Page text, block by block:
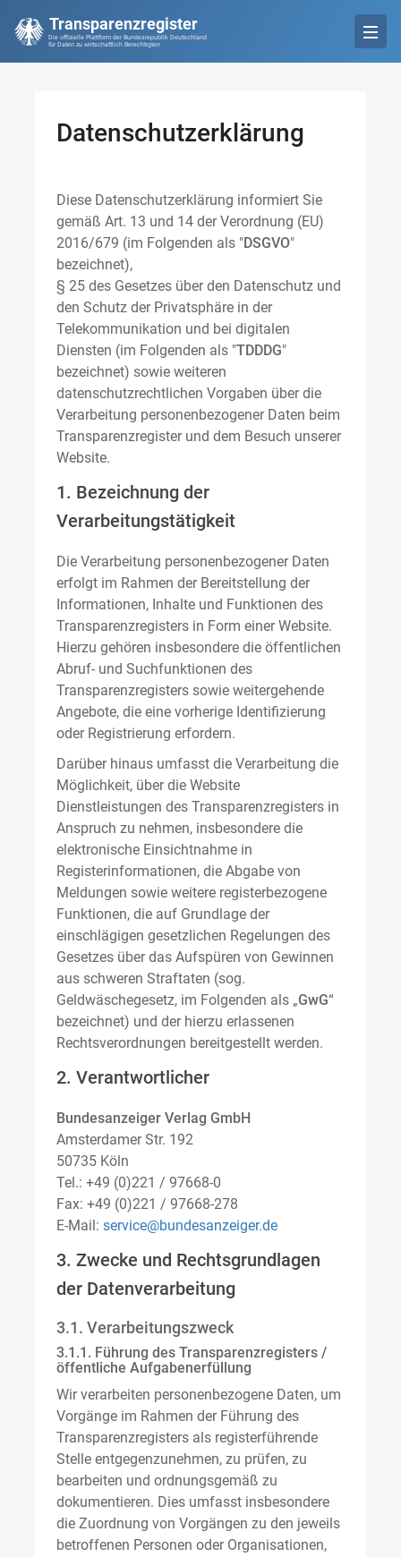
Transparenzregister
Die offizielle Plattform der Bundesrepublik Deutschland
für Daten zu wirtschaftlich Berechtigten
Datenschutzerklärung
Diese Datenschutzerklärung informiert Sie
gemäß Art. 13 und 14 der Verordnung (EU)
2016/679 (im Folgenden als "DSGVO"
bezeichnet),
§ 25 des Gesetzes über den Datenschutz und
den Schutz der Privatsphäre in der
Telekommunikation und bei digitalen
Diensten (im Folgenden als "TDDDG"
bezeichnet) sowie weiteren
datenschutzrechtlichen Vorgaben über die
Verarbeitung personenbezogener Daten beim
Transparenzregister und dem Besuch unserer
Website.
1. Bezeichnung der
Verarbeitungstätigkeit
Die Verarbeitung personenbezogener Daten
erfolgt im Rahmen der Bereitstellung der
Informationen, Inhalte und Funktionen des
Transparenzregisters in Form einer Website.
Hierzu gehören insbesondere die öffentlichen
Abruf- und Suchfunktionen des
Transparenzregisters sowie weitergehende
Angebote, die eine vorherige Identifizierung
oder Registrierung erfordern.
Darüber hinaus umfasst die Verarbeitung die
Möglichkeit, über die Website
Dienstleistungen des Transparenzregisters in
Anspruch zu nehmen, insbesondere die
elektronische Einsichtnahme in
Registerinformationen, die Abgabe von
Meldungen sowie weitere registerbezogene
Funktionen, die auf Grundlage der
einschlägigen gesetzlichen Regelungen des
Gesetzes über das Aufspüren von Gewinnen
aus schweren Straftaten (sog.
Geldwäschegesetz, im Folgenden als „GwG“
bezeichnet) und der hierzu erlassenen
Rechtsverordnungen bereitgestellt werden.
2. Verantwortlicher
Bundesanzeiger Verlag GmbH
Amsterdamer Str. 192
50735 Köln
Tel.: +49 (0)221 / 97668-0
Fax: +49 (0)221 / 97668-278
E-Mail: service@bundesanzeiger.de
3. Zwecke und Rechtsgrundlagen
der Datenverarbeitung
3.1. Verarbeitungszweck
3.1.1. Führung des Transparenzregisters /
öffentliche Aufgabenerfüllung
Wir verarbeiten personenbezogene Daten, um
Vorgänge im Rahmen der Führung des
Transparenzregisters als registerführende
Stelle entgegenzunehmen, zu prüfen, zu
bearbeiten und ordnungsgemäß zu
dokumentieren. Dies umfasst insbesondere
die Zuordnung von Vorgängen zu den jeweils
betroffenen Personen oder Organisationen,